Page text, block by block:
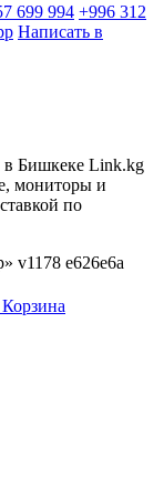
699 994 +996 312
Написать в
в Бишкеке Link.kg
мониторы и
по
v1178 e626e6a
Корзина